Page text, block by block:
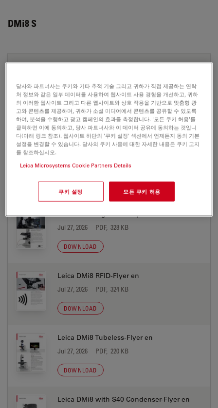
DMi8 S
BROCHURE OR FLYER
Leica DMi8S-PLU-Flyer EN
Jul 27, 2026 PDF, 911 KB
DOWNLOAD
Jul 27, 2026 PDF, 2 MB
DOWNLOAD
Leica DMi8 LightPath-Flyer en
Jul 27, 2026 PDF, 328 KB
DOWNLOAD
Leica DMi8 RFID-Flyer en
Jul 27, 2026 PDF, 324 KB
DOWNLOAD
Leica DMi8 Tubeless-Flyer en
Jul 27, 2026 PDF, 220 KB
DOWNLOAD
Leica DMi8 with S40 Condenser-Flyer en
당사와 파트너사는 쿠키와 기타 추적 기술 그리고 귀하가 직접 제공하는 연락
처 정보와 같은 일부 데이터를 사용하여 웹사이트 사용 경험을 개선하고, 귀하
의 이러한 웹사이트 그리고 다른 웹사이트와 상호 작용을 기반으로 맞춤형 광
고와 콘텐츠를 제공하며, 귀하가 소셜 미디어에서 콘텐츠를 공유할 수 있도록
하여, 분석을 수행하고 광고 캠페인의 효과를 측정합니다. '모든 쿠키 허용'를
클릭하면 이에 동의하고, 당사 파트너사와 이 데이터 공유에 동의하는 것입니
다(아래 링크 참조). 웹사이트 하단의 '쿠키 설정' 섹션에서 언제든지 동의 기본
설정을 변경할 수 있습니다. 당사의 쿠키 사용에 대한 자세한 내용은 쿠키 고지
를 참조하십시오.
Leica Microsystems Cookie Partners Details
쿠키 설정 모든 쿠키 허용